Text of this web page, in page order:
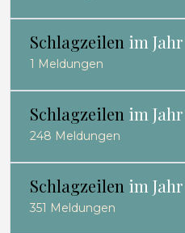
Schlagzeilen im Jahr
1 Meldungen
Schlagzeilen im Jahr
248 Meldungen
Schlagzeilen im Jahr
351 Meldungen